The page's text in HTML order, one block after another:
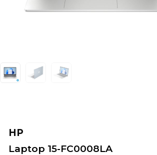
HP
Laptop 15-FC0008LA